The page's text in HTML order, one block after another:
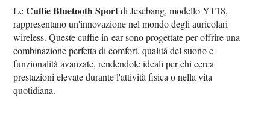
LeCuffie Bluetooth Sportdi Jesebang, modello YT18,
rappresentano un'innovazione nel mondo degli auricolari
wireless. Queste cuffie in-ear sono progettate per offrire una
combinazione perfetta di comfort, qualità del suono e
funzionalità avanzate, rendendole ideali per chi cerca
prestazioni elevate durante l'attività fisica o nella vita
quotidiana.